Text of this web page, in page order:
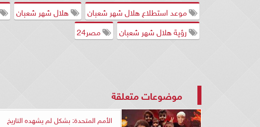
موعد استطلاع هلال شهر شعبان
هلال شهر شعبان
رؤية هلال شهر شعبان
مصر24
موضوعات متعلقة
الأمم المتحدة: بشكل لم يشهده التاريخ